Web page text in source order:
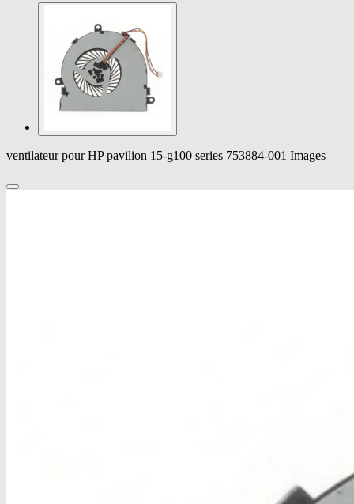
ventilateur pour HP pavilion 15-g100 series 753884-001 Images